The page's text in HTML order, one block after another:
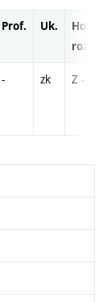
Prof. Uk.
Hod.
rozsah
- zk Z - 1